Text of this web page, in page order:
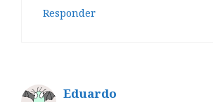
Responder
Eduardo